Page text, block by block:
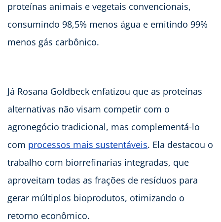
proteínas animais e vegetais convencionais,
consumindo 98,5% menos água e emitindo 99%
menos gás carbônico.
Já Rosana Goldbeck enfatizou que as proteínas
alternativas não visam competir com o
agronegócio tradicional, mas complementá-lo
com processos mais sustentáveis. Ela destacou o
trabalho com biorrefinarias integradas, que
aproveitam todas as frações de resíduos para
gerar múltiplos bioprodutos, otimizando o
retorno econômico.